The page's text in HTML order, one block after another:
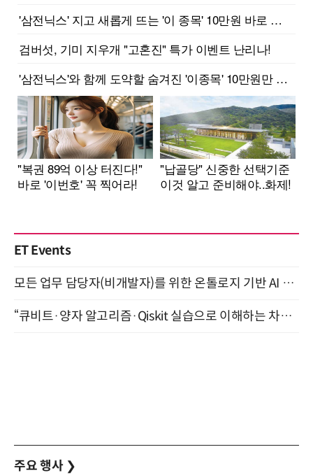
ET Events
모든 업무 담당자(비개발자)를 위한 온톨로지 기반 AI 지식체계 설계 1-day 워크숍 8월 20일 개최
“큐비트·양자 알고리즘·Qiskit 실습으로 이해하는 차세대 컴퓨팅” (8/28)
주요 행사 ❯